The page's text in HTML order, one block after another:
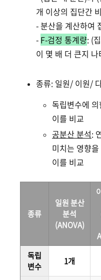
개 이상의 집단간
- 분산을 계산하여
- F-검정 통계량: (
이 몇 배 더 큰지
종류: 일원/ 이원/
독립변수에
이를 비교
공분산 분석:
미치는 영향
이를 비교
종류
일원 분산
분석
(ANOVA)
독립
변수
1개